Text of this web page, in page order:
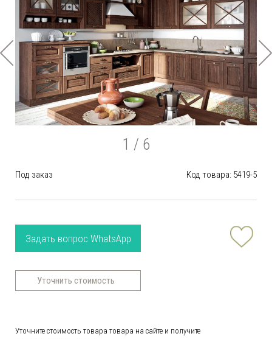
1 / 6
Под заказ Код товара: 5419-5
Задать вопрос WhatsApp
Уточнить стоимость
Уточните стоимость товара товара на сайте и получите